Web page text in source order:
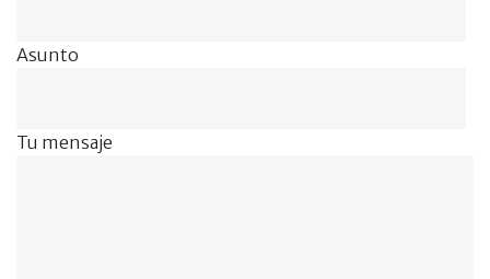
Asunto
Tu mensaje